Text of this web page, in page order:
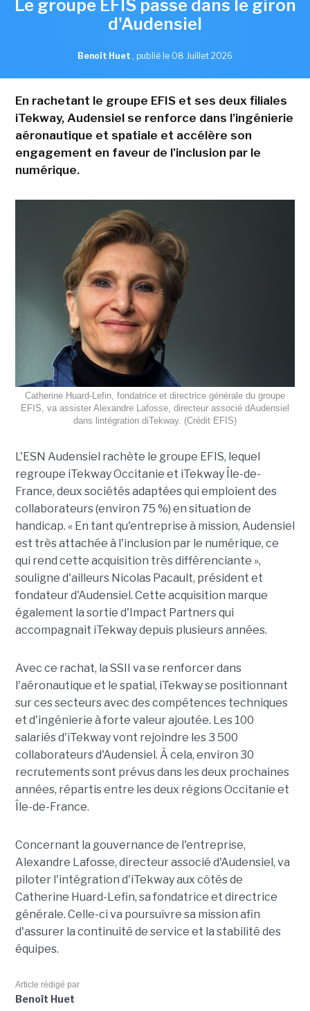
Le groupe EFIS passe dans le giron
d'Audensiel
Benoît Huet , publié le 08 Juillet 2026
En rachetant le groupe EFIS et ses deux filiales
iTekway, Audensiel se renforce dans l'ingénierie
aéronautique et spatiale et accélère son
engagement en faveur de l'inclusion par le
numérique.
Catherine Huard-Lefin, fondatrice et directrice générale du groupe
EFIS, va assister Alexandre Lafosse, directeur associé dAudensiel
dans lintégration diTekway. (Crédit EFIS)
L'ESN Audensiel rachète le groupe EFIS, lequel
regroupe iTekway Occitanie et iTekway Île-de-
France, deux sociétés adaptées qui emploient des
collaborateurs (environ 75 %) en situation de
handicap. « En tant qu'entreprise à mission, Audensiel
est très attachée à l'inclusion par le numérique, ce
qui rend cette acquisition très différenciante »,
souligne d'ailleurs Nicolas Pacault, président et
fondateur d'Audensiel. Cette acquisition marque
également la sortie d'Impact Partners qui
accompagnait iTekway depuis plusieurs années.
Avec ce rachat, la SSII va se renforcer dans
l'aéronautique et le spatial, iTekway se positionnant
sur ces secteurs avec des compétences techniques
et d'ingénierie à forte valeur ajoutée. Les 100
salariés d'iTekway vont rejoindre les 3 500
collaborateurs d'Audensiel. À cela, environ 30
recrutements sont prévus dans les deux prochaines
années, répartis entre les deux régions Occitanie et
Île-de-France.
Concernant la gouvernance de l'entreprise,
Alexandre Lafosse, directeur associé d'Audensiel, va
piloter l'intégration d'iTekway aux côtés de
Catherine Huard-Lefin, sa fondatrice et directrice
générale. Celle-ci va poursuivre sa mission afin
d'assurer la continuité de service et la stabilité des
équipes.
Article rédigé par
Benoît Huet